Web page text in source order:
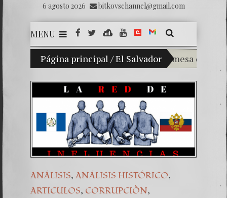
6 agosto 2026
bitkovschannel@gmail.com
MENU
Página principal /El Salvador
Mi hijo Vladimir Bitkov, una promesa del tenis
Rompiendo
¿Cómo el
El Día de la
Una señal de
7. NUESTRA
ANÁLISIS, ANÁLISIS HISTÓRICO,
ARTICULOS, CORRUPCIÒN,